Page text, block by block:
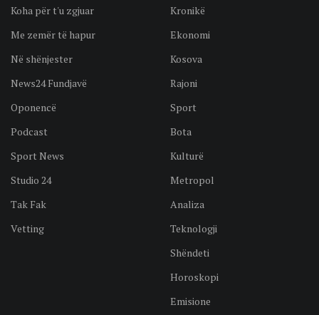
Koha për t'u zgjuar
Me zemër të hapur
Në shënjester
News24 Fundjavë
Oponencë
Podcast
Sport News
Studio 24
Tak Fak
Vetting
Kronikë
Ekonomi
Kosova
Rajoni
Sport
Bota
Kulturë
Metropol
Analiza
Teknologji
Shëndeti
Horoskopi
Emisione